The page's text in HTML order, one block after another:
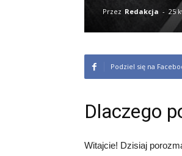
Przez Redakcja - 25
Podziel się na
Dlaczego
Witajcie! Dzisiaj